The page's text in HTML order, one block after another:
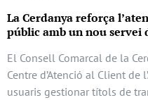
La Cerdanya reforça
públic amb un nou servei
El Consell Comarcal de la
Centre d’Atenció al Client de
usuaris gestionar títols de